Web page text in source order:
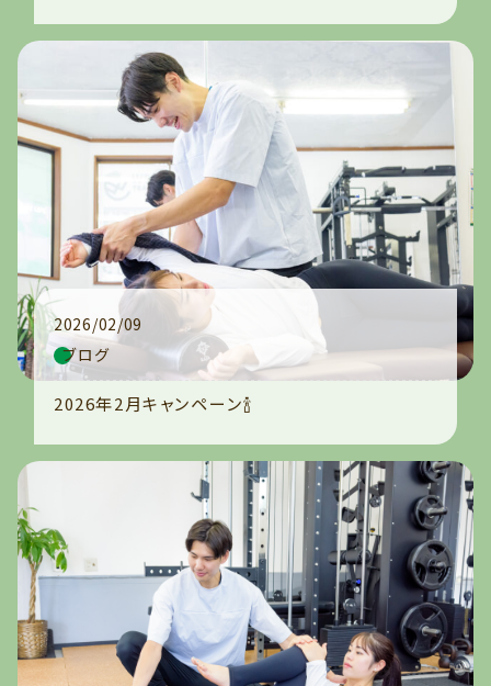
2026/02/09
ブログ
2026年2月キャンペーン🍾